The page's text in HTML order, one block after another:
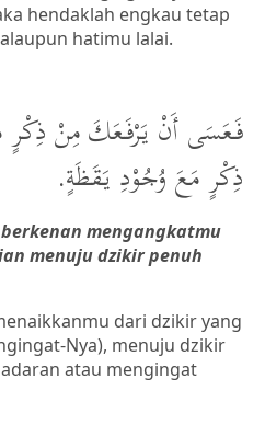
hendaklah engkau tetap
hatimu lalai.
فَعَسَى أَنْ يَرْفَعَكَ مِنْ ذِكْرٍ
ذِكْرٍ مَعَ وُجُوْدِ يَقَظَةٍ.
mengangkatmu
menuju dzikir penuh
dari dzikir yang
Nya), menuju dzikir
atau mengingat